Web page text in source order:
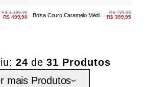
R$ 1.199,90
R$ 499,90
Bolsa Couro Caramelo Média
R$ 799,90
R$ 399,95
24 de 31 Produtos
mais Produtos